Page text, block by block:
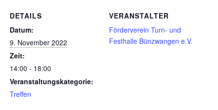
DETAILS
Datum:
9. November 2022
Zeit:
14:00 - 18:00
Veranstaltungskategorie:
Treffen
VERANSTALTER
Förderverein Turn- und
Festhalle Bünzwangen e.V.